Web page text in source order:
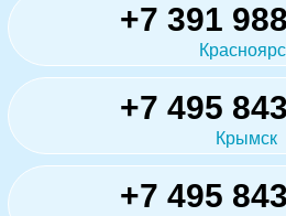
+7 391
+7 495
Крымск
+7 495